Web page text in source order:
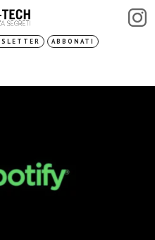
ABBONATI